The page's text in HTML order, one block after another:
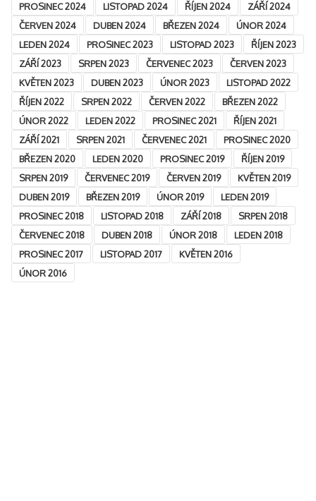
PROSINEC 2024
LISTOPAD 2024 ŘÍJEN 2024
ZÁŘÍ 2024
ČERVEN 2024
DUBEN 2024 BŘEZEN 2024
ÚNOR 2024
LEDEN 2024
PROSINEC 2023 LISTOPAD 2023
ŘÍJEN 2023
ZÁŘÍ 2023
SRPEN 2023 ČERVENEC 2023
ČERVEN 2023
KVĚTEN 2023
DUBEN 2023 ÚNOR 2023
LISTOPAD 2022
ŘÍJEN 2022
SRPEN 2022 ČERVEN 2022
BŘEZEN 2022
ÚNOR 2022
LEDEN 2022 PROSINEC 2021
ŘÍJEN 2021
ZÁŘÍ 2021
SRPEN 2021 ČERVENEC 2021
PROSINEC 2020
BŘEZEN 2020
LEDEN 2020 PROSINEC 2019
ŘÍJEN 2019
SRPEN 2019
ČERVENEC 2019 ČERVEN 2019
KVĚTEN 2019
DUBEN 2019
BŘEZEN 2019 ÚNOR 2019
LEDEN 2019
PROSINEC 2018
LISTOPAD 2018 ZÁŘÍ 2018
SRPEN 2018
ČERVENEC 2018
DUBEN 2018 ÚNOR 2018
LEDEN 2018
PROSINEC 2017
LISTOPAD 2017
KVĚTEN 2016
ÚNOR 2016